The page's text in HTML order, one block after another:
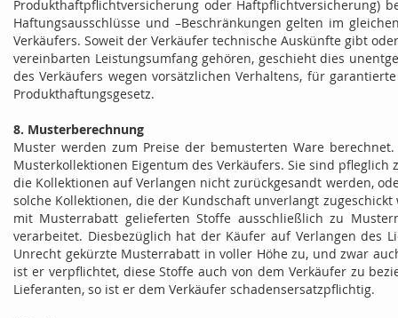
Produkthaftpflichtversicherung oder Haftpflichtversicherung)
Haftungsausschlüsse und –Beschränkungen gelten im
Verkäufers. Soweit der Verkäufer technische Auskünfte gibt
vereinbarten Leistungsumfang gehören, geschieht dies
des Verkäufers wegen vorsätzlichen Verhaltens, für
Produkthaftungsgesetz.
8. Musterberechnung
Muster werden zum Preise der bemusterten Ware
Musterkollektionen Eigentum des Verkäufers. Sie sind
die Kollektionen auf Verlangen nicht zurückgesandt werden,
solche Kollektionen, die der Kundschaft unverlangt
mit Musterrabatt gelieferten Stoffe ausschließlich zu
verarbeitet. Diesbezüglich hat der Käufer auf Verlangen des
Unrecht gekürzte Musterrabatt in voller Höhe zu, und zwar
ist er verpflichtet, diese Stoffe auch von dem Verkäufer zu
Lieferanten, so ist er dem Verkäufer schadensersatzpflichtig.